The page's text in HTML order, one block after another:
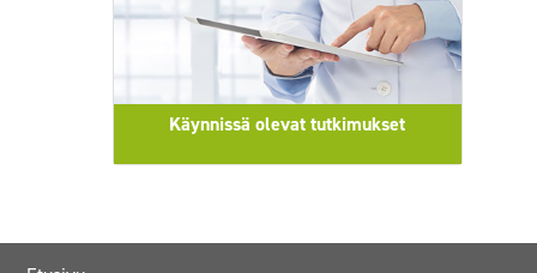
Käynnissä olevat tutkimukset